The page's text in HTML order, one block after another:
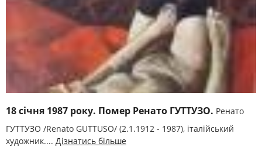
18 січня 1987 року. Помер Ренато ГУТТУЗО. Ренато
ГУТТУЗО /Renato GUTTUSO/ (2.1.1912 - 1987), італійський
художник.... Дізнатись більше